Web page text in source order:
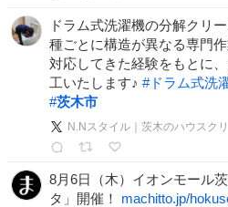
ドラム式洗濯機の分解クリ
種ごとに構造が異なる専門
対応してきた経験をもとに
工いたします♪ #ドラム式洗
#茨木市
N.Nスタイル｜茨木のハウスク
8月6日（木）イオンモール
タ」開催！ machitto.jp/